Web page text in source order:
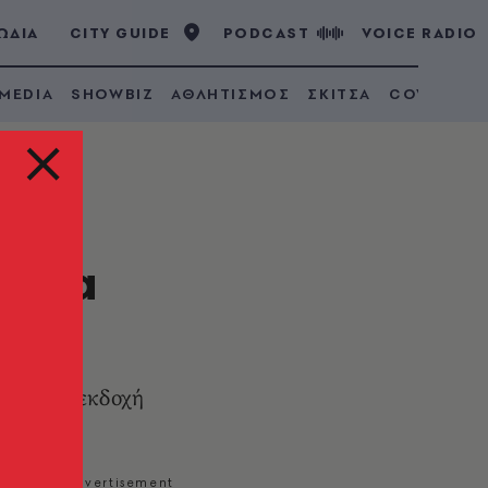
CITY GUIDE PODCAST VOICE RADIO
SHOWBIZ ΑΘΛΗΤΙΣΜΟΣ ΣΚΙΤΣΑ COVID 19
τα
εκδοχή